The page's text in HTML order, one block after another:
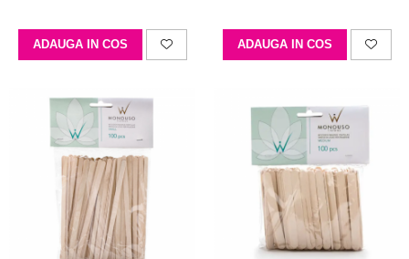
ADAUGA IN COS ADAUGA IN COS